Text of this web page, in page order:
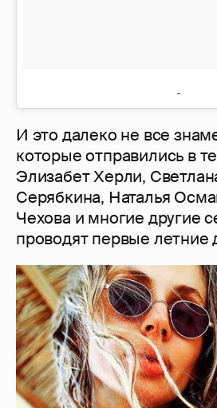
И это далеко не все
которые отправились в
Элизабет Херли,
Серябкина, Наталья
Чехова и многие другие
проводят первые летние